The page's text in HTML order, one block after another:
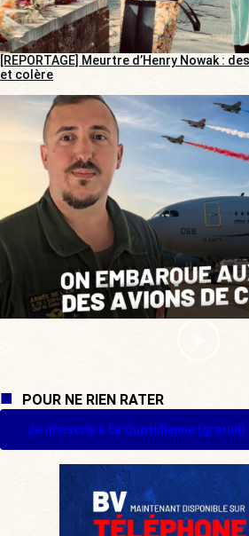
[REPORTAGE] Meurtre d’Henry Nowak :
et colère
POUR NE RIEN RATER
Je m'inscris à La Quotidienne (gratuit)